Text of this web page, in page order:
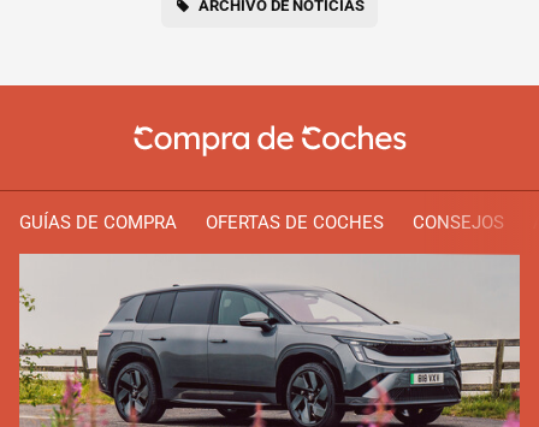
ARCHIVO DE NOTICIAS
GUÍAS DE COMPRA OFERTAS DE COCHES CONSEJOS